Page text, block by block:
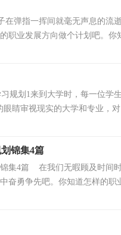
弹指一挥间就毫无声息的流
职业发展方向做个计划吧。你
规划1来到大学时，每一位学
眼睛审视现实的大学和专业，
锦集4篇
集4篇 在我们无暇顾及时间
奋勇争先吧。你知道怎样的职